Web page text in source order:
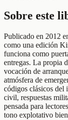
Sobre este
Publicado en 2012
como una edición
funciona como
entregas. La propia
vocación de
atmósfera de
códigos clásicos
civil, respuestas
pensada para
tono explotativo